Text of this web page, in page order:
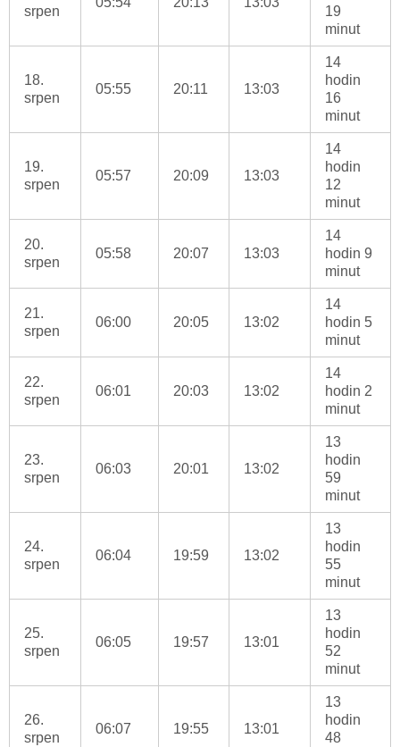
srpen
19
minut
18.
srpen
05:55 20:11 13:03
14
hodin
16
minut
19.
srpen
05:57 20:09 13:03
14
hodin
12
minut
20.
srpen
05:58 20:07 13:03
14
hodin 9
minut
21.
srpen
06:00 20:05 13:02
14
hodin 5
minut
22.
srpen
06:01 20:03 13:02
14
hodin 2
minut
23.
srpen
06:03 20:01 13:02
13
hodin
59
minut
24.
srpen
06:04 19:59 13:02
13
hodin
55
minut
25.
srpen
06:05 19:57 13:01
13
hodin
52
minut
26.
srpen
06:07 19:55 13:01
13
hodin
48